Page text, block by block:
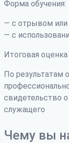
Форма обучения:
— с отрывом или
— с
Итоговая
По результатам
свидетельство
служащего
Чему вы